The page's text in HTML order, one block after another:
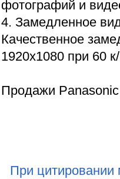
фотографий и
4. Замедленное
Качественное
1920x1080 при 60
Продажи
При цитировании